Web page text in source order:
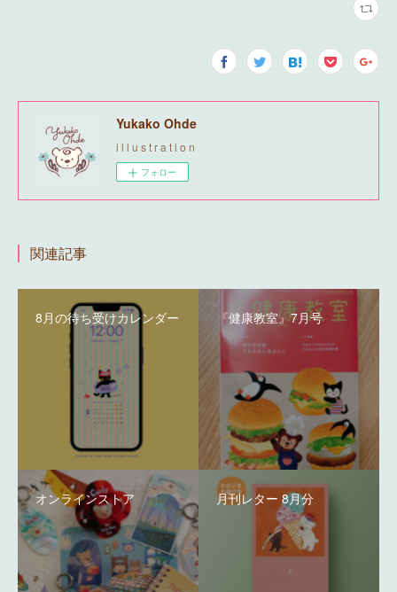
Yukako Ohde
i l l u s t r a t i o n
フォロー
関連記事
8月の待ち受けカレンダー 『健康教室』7月号
オンラインストア 月刊レター 8月分